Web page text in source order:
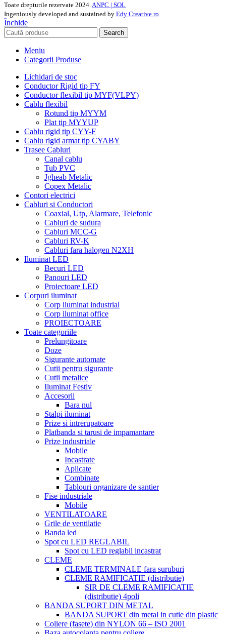
Toate drepturile rezervate 2024. ANPC | SOL
Ingeniously developed and sustained by Edy Creative.ro
Închide
Search
Meniu
Categorii Produse
Lichidari de stoc
Conductor Rigid tip FY
Conductor flexibil tip MYF(VLPY)
Cablu flexibil
Rotund tip MYYM
Plat tip MYYUP
Cablu rigid tip CYY-F
Cablu rigid armat tip CYABY
Trasee Cabluri
Canal cablu
Tub PVC
Jgheab Metalic
Copex Metalic
Contori electrici
Cabluri si Conductori
Coaxial, Utp, Alarmare, Telefonic
Cabluri de sudura
Cabluri MCC-G
Cabluri RV-K
Cabluri fara halogen N2XH
Iluminat LED
Becuri LED
Panouri LED
Proiectoare LED
Corpuri iluminat
Corp iluminat industrial
Corp iluminat office
PROIECTOARE
Toate categoriile
Prelungitoare
Doze
Sigurante automate
Cutii pentru sigurante
Cutii metalice
Iluminat Festiv
Accesorii
Bara nul
Stalpi iluminat
Prize si intrerupatoare
Platbanda si tarusi de impamantare
Prize industriale
Mobile
Incastrate
Aplicate
Combinate
Tablouri organizare de santier
Fise industriale
Mobile
VENTILATOARE
Grile de ventilatie
Banda led
Spot cu LED REGLABIL
Spot cu LED reglabil incastrat
CLEME
CLEME TERMINALE fara suruburi
CLEME RAMIFICATIE (distributie)
SIR DE CLEME RAMIFICATIE
(distributie) 4poli
BANDA SUPORT DIN METAL
BANDA SUPORT din metal in cutie din plastic
Coliere (fasete) din NYLON 66 – ISO 2001